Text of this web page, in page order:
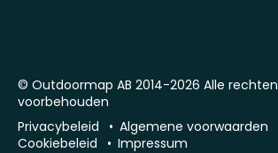
© Outdoormap AB 2014-2026 Alle rechten
voorbehouden
Privacybeleid
Algemene voorwaarden
Cookiebeleid
Impressum